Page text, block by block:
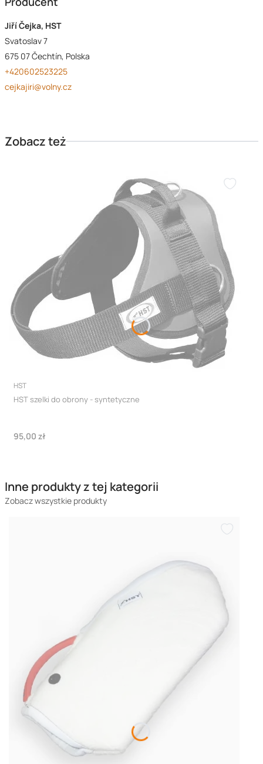
Jiří Čejka, HST
Svatoslav 7
675 07 Čechtín, Polska
+420602523225
cejkajiri@volny.cz
Zobacz też
PRODUCENT
HST
HST szelki do obrony - syntetyczne
Cena
95,00 zł
Inne produkty z tej kategorii
Zobacz wszystkie produkty